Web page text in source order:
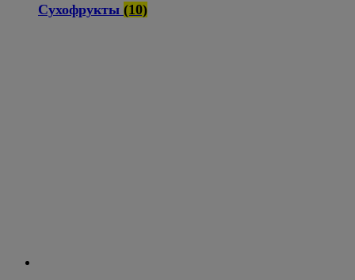
Сухофрукты (10)